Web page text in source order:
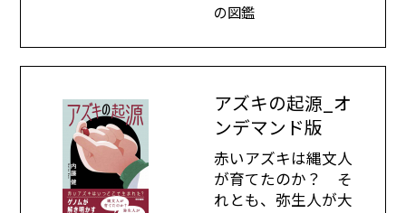
の図鑑
アズキの起源_オ
ンデマンド版
赤いアズキは縄文人
が育てたのか？ そ
れとも、弥生人が大